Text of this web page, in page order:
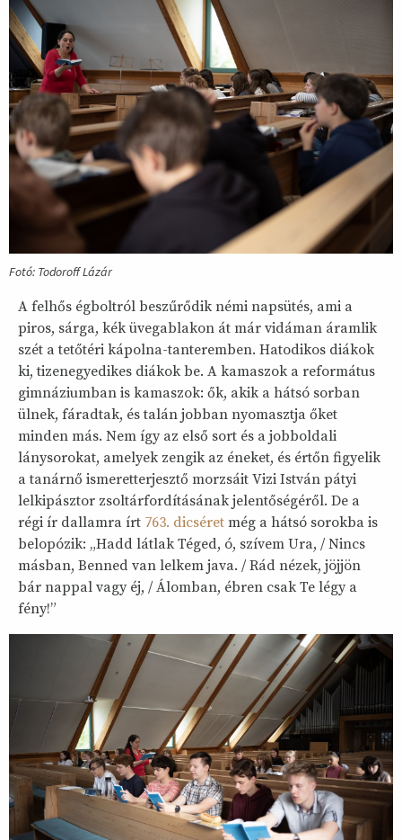
Fotó: Todoroff Lázár
A felhős égboltról beszűrődik némi napsütés, ami a
piros, sárga, kék üvegablakon át már vidáman áramlik
szét a tetőtéri kápolna-tanteremben. Hatodikos diákok
ki, tizenegyedikes diákok be. A kamaszok a református
gimnáziumban is kamaszok: ők, akik a hátsó sorban
ülnek, fáradtak, és talán jobban nyomasztja őket
minden más. Nem így az első sort és a jobboldali
lánysorokat, amelyek zengik az éneket, és értőn figyelik
a tanárnő ismeretterjesztő morzsáit Vizi István pátyi
lelkipásztor zsoltárfordításának jelentőségéről. De a
régi ír dallamra írt 763. dicséret még a hátsó sorokba is
belopózik: „Hadd látlak Téged, ó, szívem Ura, / Nincs
másban, Benned van lelkem java. / Rád nézek, jöjjön
bár nappal vagy éj, / Álomban, ébren csak Te légy a
fény!”